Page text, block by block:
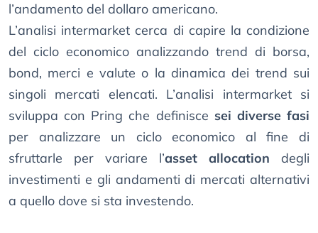
l’andamento del dollaro americano.
L’analisi intermarket cerca di capire la condizione
del ciclo economico analizzando trend di borsa,
bond, merci e valute o la dinamica dei trend sui
singoli mercati elencati. L’analisi intermarket si
sviluppa con Pring che definisce sei diverse fasi
per analizzare un ciclo economico al fine di
sfruttarle per variare l’asset allocation degli
investimenti e gli andamenti di mercati alternativi
a quello dove si sta investendo.